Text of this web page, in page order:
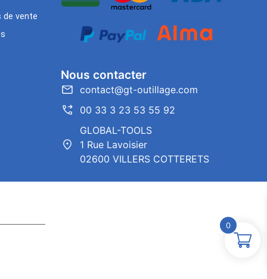
de vente
Nous contacter
contact@gt-outillage.com
00 33 3 23 53 55 92
GLOBAL-TOOLS
1 Rue Lavoisier
02600 VILLERS COTTERETS
0